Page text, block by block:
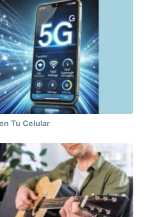
Tu Celular